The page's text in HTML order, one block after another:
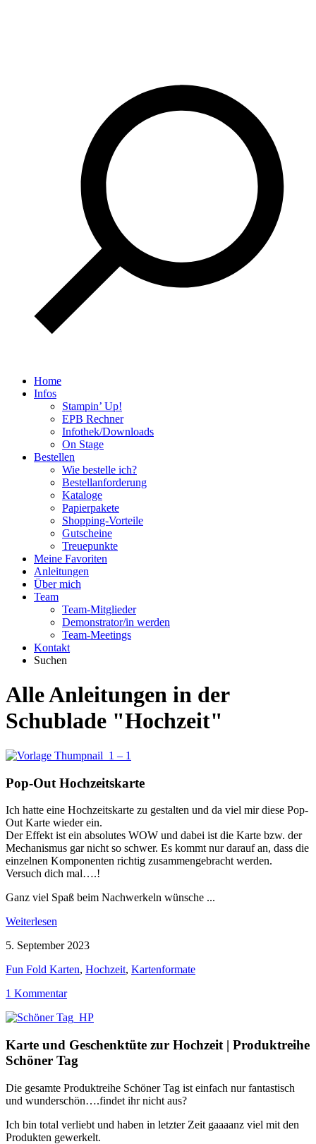
Home
Infos
Stampin’ Up!
EPB Rechner
Infothek/Downloads
On Stage
Bestellen
Wie bestelle ich?
Bestellanforderung
Kataloge
Papierpakete
Shopping-Vorteile
Gutscheine
Treuepunkte
Meine Favoriten
Anleitungen
Über mich
Team
Team-Mitglieder
Demonstrator/in werden
Team-Meetings
Kontakt
Suchen
Alle Anleitungen in der
Schublade "Hochzeit"
Pop-Out Hochzeitskarte
Ich hatte eine Hochzeitskarte zu gestalten und da viel mir diese Pop-
Out Karte wieder ein.
Der Effekt ist ein absolutes WOW und dabei ist die Karte bzw. der
Mechanismus gar nicht so schwer. Es kommt nur darauf an, dass die
einzelnen Komponenten richtig zusammengebracht werden.
Versuch dich mal….!
Ganz viel Spaß beim Nachwerkeln wünsche ...
Weiterlesen
5. September 2023
Fun Fold Karten, Hochzeit, Kartenformate
1 Kommentar
Karte und Geschenktüte zur Hochzeit | Produktreihe
Schöner Tag
Die gesamte Produktreihe Schöner Tag ist einfach nur fantastisch
und wunderschön….findet ihr nicht aus?
Ich bin total verliebt und haben in letzter Zeit gaaaanz viel mit den
Produkten gewerkelt.